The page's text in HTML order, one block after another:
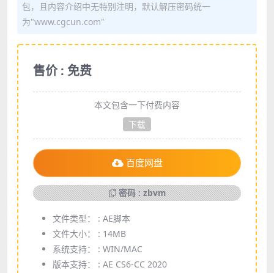
包，且内容介绍中无特别注明，默认解压密码统一
为"www.cgcun.com"
售价 : 免费
本文包含一下付费内容
下载
百度网盘
密码 : zbvm
文件类型： : AE脚本
文件大小： : 14MB
系统支持： : WIN/MAC
版本支持： : AE CS6-CC 2020